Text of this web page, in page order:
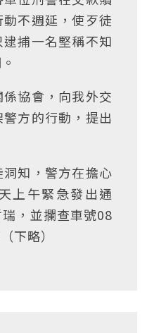
不週延，使歹徒
捕一名堅稱不知
協會，向我外交
方的行動，提出
知，警方在擔心
上午緊急發出通
，並攔查車號08
下略）